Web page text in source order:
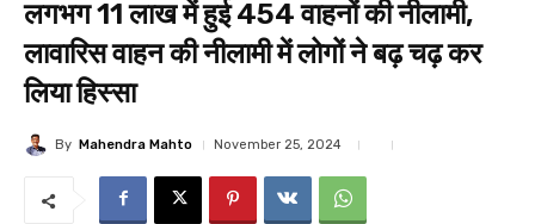
लगभग 11 लाख में हुई 454 वाहनों की नीलामी,
लावारिस वाहन की नीलामी में लोगों ने बढ़ चढ़ कर
लिया हिस्सा
By Mahendra Mahto November 25, 2024